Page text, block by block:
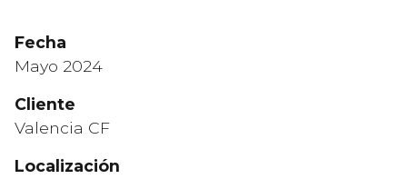
Fecha
Mayo 2024
Cliente
Valencia CF
Localización